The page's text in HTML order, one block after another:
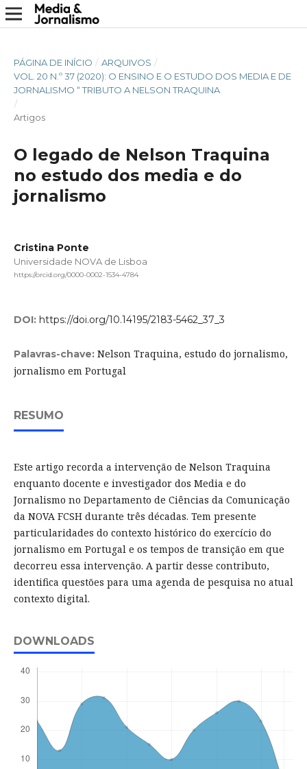
PÁGINA DE INÍCIO / ARQUIVOS /
VOL. 20 N.º 37 (2020): O ENSINO E O ESTUDO DOS MEDIA E DE
JORNALISMO “ TRIBUTO A NELSON TRAQUINA
/
Artigos
O legado de Nelson Traquina
no estudo dos media e do
jornalismo
Cristina Ponte
Universidade NOVA de Lisboa
https://orcid.org/0000-0002-1534-4784
DOI: https://doi.org/10.14195/2183-5462_37_3
Palavras-chave: Nelson Traquina, estudo do jornalismo,
jornalismo em Portugal
RESUMO
Este artigo recorda a intervenção de Nelson Traquina
enquanto docente e investigador dos Media e do
Jornalismo no Departamento de Ciências da Comunicação
da NOVA FCSH durante três décadas. Tem presente
particularidades do contexto histórico do exercício do
jornalismo em Portugal e os tempos de transição em que
decorreu essa intervenção. A partir desse contributo,
identifica questões para uma agenda de pesquisa no atual
contexto digital.
DOWNLOADS